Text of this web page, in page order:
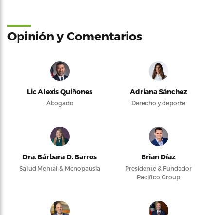
Opinión y Comentarios
Lic Alexis Quiñones
Abogado
Adriana Sánchez
Derecho y deporte
Dra. Bárbara D. Barros
Salud Mental & Menopausia
Brian Díaz
Presidente & Fundador
Pacifico Group